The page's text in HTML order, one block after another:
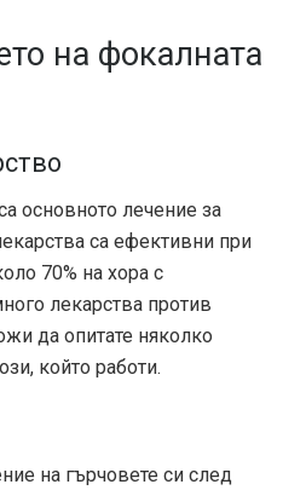
на фокалната
основното лечение за
са ефективни при
70% на хора с
лекарства против
да опитате няколко
който работи.
на гърчовете си след